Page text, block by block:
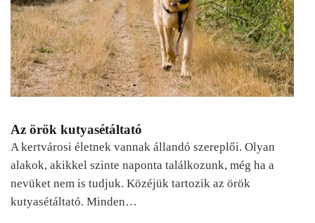
Az örök kutyasétáltató
A kertvárosi életnek vannak állandó szereplői. Olyan
alakok, akikkel szinte naponta találkozunk, még ha a
nevüket nem is tudjuk. Közéjük tartozik az örök
kutyasétáltató. Minden…